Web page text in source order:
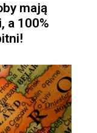
mają
a 100%